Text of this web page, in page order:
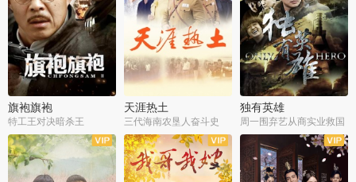
旗袍旗袍
特工王对决暗杀王
天涯热土
三代海南农垦人奋斗史
独有英雄
周一围弃艺从商实业救国
全34集
全50集 全51集